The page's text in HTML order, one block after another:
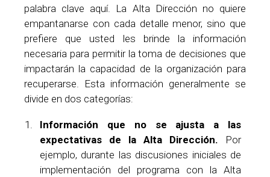
palabra clave aquí. La Alta Dirección no quiere
empantanarse con cada detalle menor, sino que
prefiere que usted les brinde la información
necesaria para permitir la toma de decisiones que
impactarán la capacidad de la organización para
recuperarse. Esta información generalmente se
divide en dos categorías:
Información que no se ajusta a las
expectativas de la Alta Dirección. Por
ejemplo, durante las discusiones iniciales de
implementación del programa con la Alta